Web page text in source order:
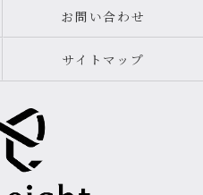
お問い合わせ
サイトマップ